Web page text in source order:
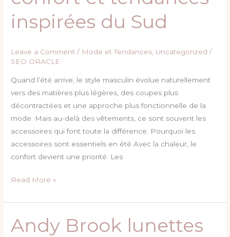
inspirées du Sud
Leave a Comment / Mode et Tendances Uncategorized /
SEO ORACLE
Quand l’été arrive, le style masculin évolue naturellement
vers des matières plus légères, des coupes plus
décontractées et une approche plus fonctionnelle de la
mode. Mais au-delà des vêtements, ce sont souvent les
accessoires qui font toute la différence. Pourquoi les
accessoires sont essentiels en été Avec la chaleur, le
confort devient une priorité. Les
confort
inspirées
Sud
Read More »
Andy Brook lunettes
Andy
Brook